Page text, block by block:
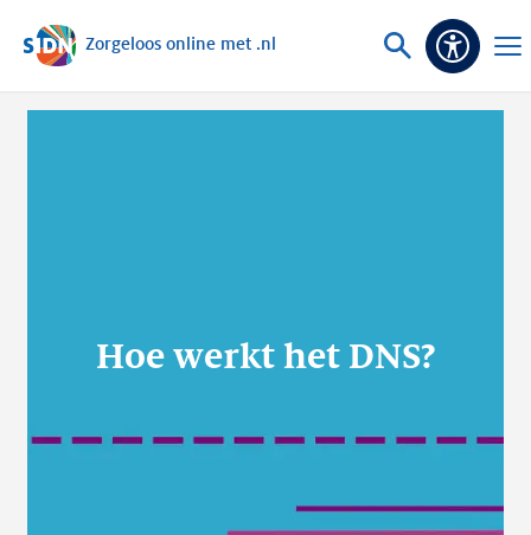
Sla navigatie over
Zorgeloos online met .nl
Vraag
Hoe werkt het DNS?